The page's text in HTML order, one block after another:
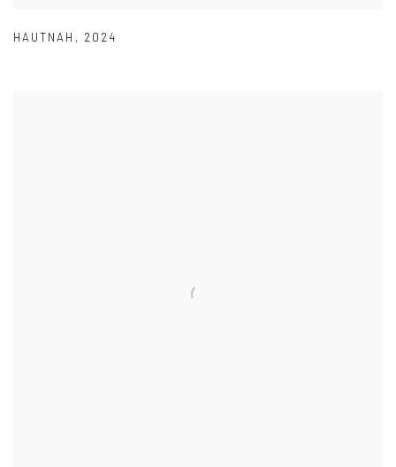
HAUTNAH , 2024